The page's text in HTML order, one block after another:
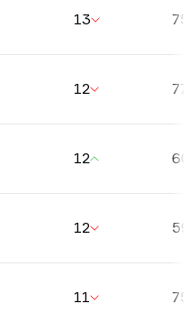
13
12
12
12
11